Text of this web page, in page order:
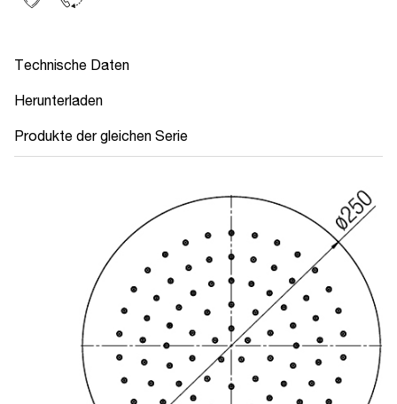
Technische Daten
Herunterladen
Produkte der gleichen Serie